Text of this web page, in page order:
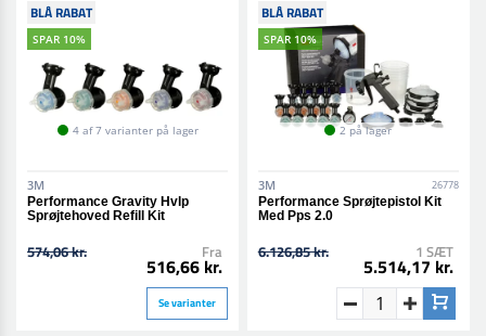
BLÅ RABAT
SPAR 10%
4 af 7 varianter på lager
3M
Performance Gravity Hvlp
Sprøjtehoved Refill Kit
574,06 kr. Fra
516,66 kr.
Se varianter
BLÅ RABAT
SPAR 10%
2 på lager
3M 26778
Performance Sprøjtepistol Kit
Med Pps 2.0
6.126,85 kr. 1 SÆT
5.514,17 kr.